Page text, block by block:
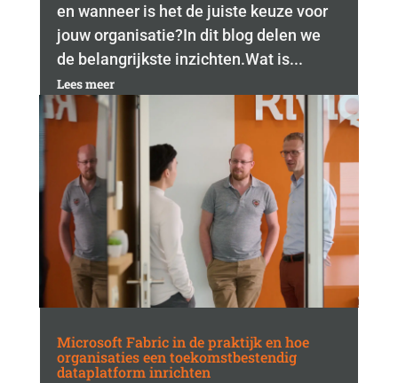
en wanneer is het de juiste keuze voor
jouw organisatie?In dit blog delen we
de belangrijkste inzichten.Wat is...
Lees meer
Microsoft Fabric in de praktijk en hoe
organisaties een toekomstbestendig
dataplatform inrichten